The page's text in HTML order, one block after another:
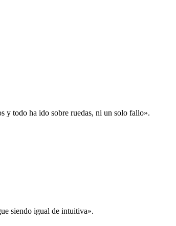
y todo ha ido sobre ruedas, ni un solo fallo».
siendo igual de intuitiva».